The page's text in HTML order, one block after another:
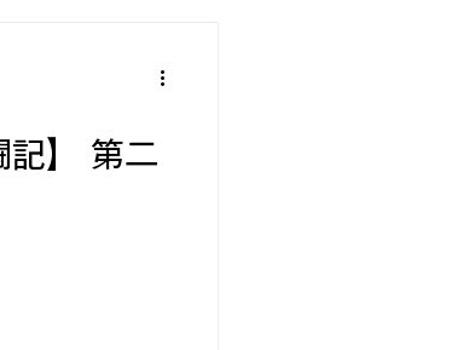
記】 第二